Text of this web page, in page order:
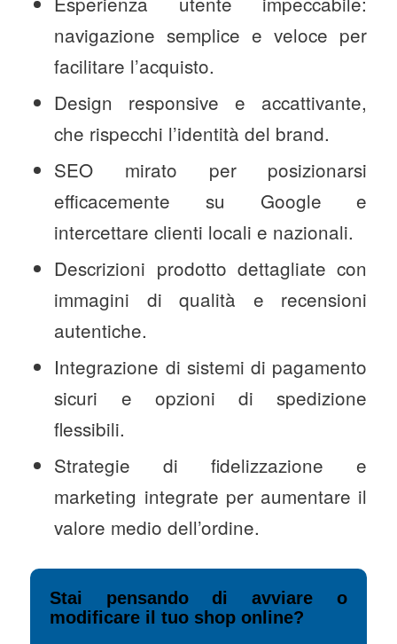
navigazione semplice e veloce per
facilitare l’acquisto.
Design responsive e accattivante,
che rispecchi l’identità del brand.
SEO mirato per posizionarsi
efficacemente su Google e
intercettare clienti locali e nazionali.
Descrizioni prodotto dettagliate con
immagini di qualità e recensioni
autentiche.
Integrazione di sistemi di pagamento
sicuri e opzioni di spedizione
flessibili.
Strategie di fidelizzazione e
marketing integrate per aumentare il
valore medio dell’ordine.
Stai pensando di avviare o
modificare il tuo shop online?